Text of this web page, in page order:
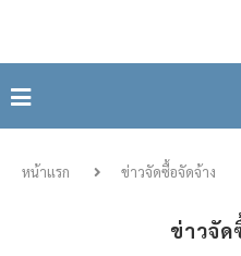
หน้าแรก ข่าวจัดซื้อจัดจ้าง
ข่าวจัด